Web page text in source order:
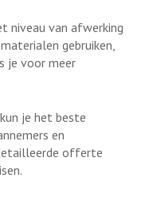
niveau van afwerking
gebruiken,
je voor meer
je het beste
en
offerte